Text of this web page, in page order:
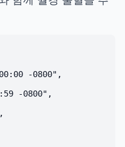
-0800",
-0800",